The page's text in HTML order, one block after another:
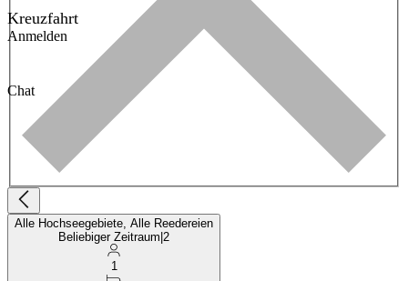
Kreuzfahrt
Anmelden
Chat
Alle Hochseegebiete, Alle Reedereien
Beliebiger Zeitraum 2
1